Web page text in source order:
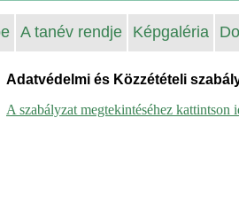
A tanév rendje Képgaléria
Adatvédelmi és Közzétételi
A szabályzat megtekintéséhez kattintson